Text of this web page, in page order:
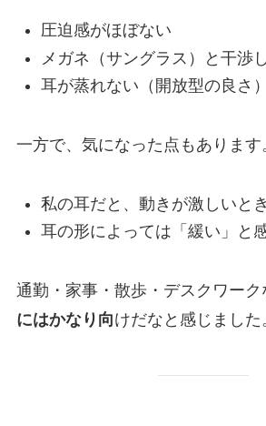
圧迫感がほぼない
メガネ（サングラス）と干渉
耳が蒸れない（開放型の良さ）
一方で、気になった点もあります
私の耳だと、動きが激しいと
耳の形によっては「緩い」と
通勤・家事・散歩・デスクワーク
にはかなり向けだなと感じました